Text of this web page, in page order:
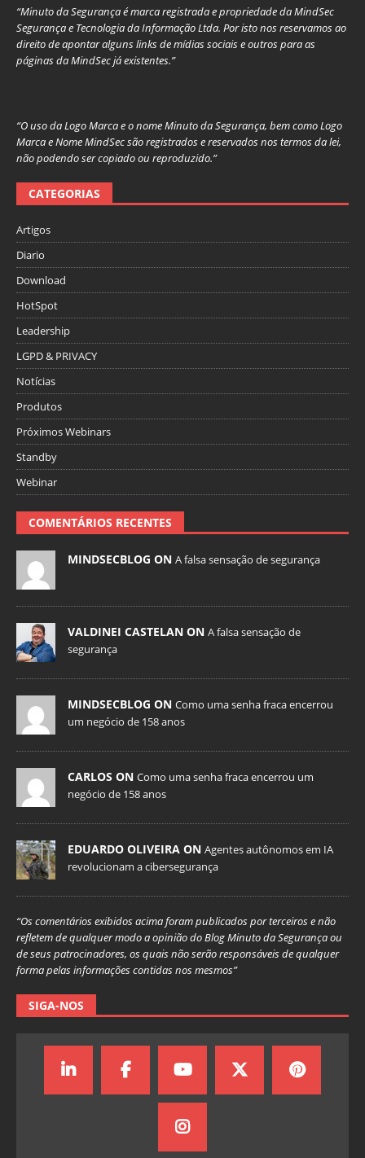
“Minuto da Segurança é marca registrada e propriedade da MindSec
Segurança e Tecnologia da Informação Ltda. Por isto nos reservamos ao
direito de apontar alguns links de mídias sociais e outros para as
páginas da MindSec já existentes.”
“O uso da Logo Marca e o nome Minuto da Segurança, bem como Logo
Marca e Nome MindSec são registrados e reservados nos termos da lei,
não podendo ser copiado ou reproduzido.”
CATEGORIAS
Artigos
Diario
Download
HotSpot
Leadership
LGPD & PRIVACY
Notícias
Produtos
Próximos Webinars
Standby
Webinar
COMENTÁRIOS RECENTES
MINDSECBLOG ON A falsa sensação de segurança
VALDINEI CASTELAN ON A falsa sensação de
segurança
MINDSECBLOG ON Como uma senha fraca encerrou
um negócio de 158 anos
CARLOS ON Como uma senha fraca encerrou um
negócio de 158 anos
EDUARDO OLIVEIRA ON Agentes autônomos em IA
revolucionam a cibersegurança
“Os comentários exibidos acima foram publicados por terceiros e não
refletem de qualquer modo a opinião do Blog Minuto da Segurança ou
de seus patrocinadores, os quais não serão responsáveis de qualquer
forma pelas informações contidas nos mesmos”
SIGA-NOS